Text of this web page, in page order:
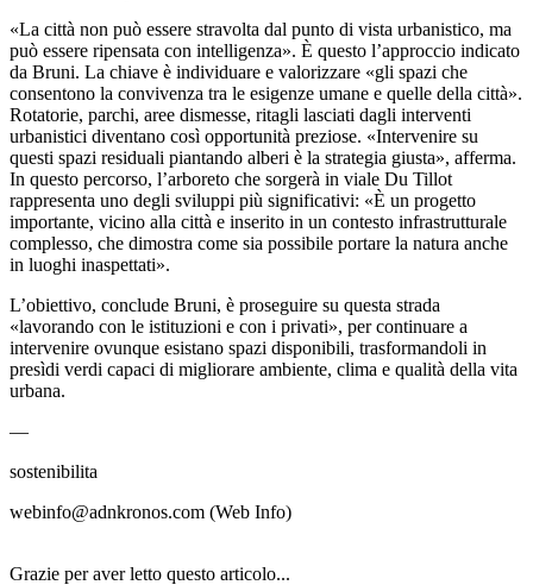
«La città non può essere stravolta dal punto di vista urbanistico, ma
può essere ripensata con intelligenza». È questo l’approccio indicato
da Bruni. La chiave è individuare e valorizzare «gli spazi che
consentono la convivenza tra le esigenze umane e quelle della città».
Rotatorie, parchi, aree dismesse, ritagli lasciati dagli interventi
urbanistici diventano così opportunità preziose. «Intervenire su
questi spazi residuali piantando alberi è la strategia giusta», afferma.
In questo percorso, l’arboreto che sorgerà in viale Du Tillot
rappresenta uno degli sviluppi più significativi: «È un progetto
importante, vicino alla città e inserito in un contesto infrastrutturale
complesso, che dimostra come sia possibile portare la natura anche
in luoghi inaspettati».
L’obiettivo, conclude Bruni, è proseguire su questa strada
«lavorando con le istituzioni e con i privati», per continuare a
intervenire ovunque esistano spazi disponibili, trasformandoli in
presìdi verdi capaci di migliorare ambiente, clima e qualità della vita
urbana.
—
sostenibilita
webinfo@adnkronos.com (Web Info)
Grazie per aver letto questo articolo...